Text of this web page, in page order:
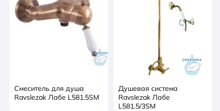
Смеситель для душа
Ravslezak Лабе L581.5SM
Душевая система
Ravslezak Лабе
L581.5/3SM